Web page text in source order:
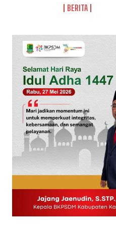
BERITA